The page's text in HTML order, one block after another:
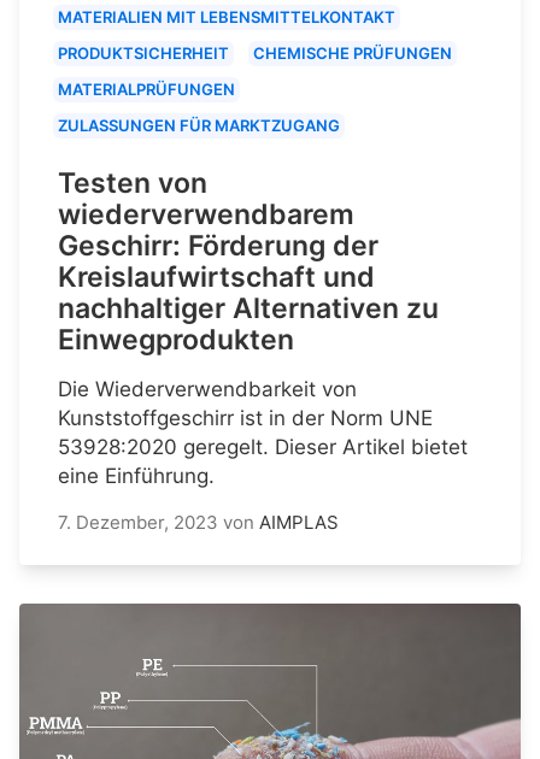
MATERIALIEN MIT LEBENSMITTELKONTAKT
PRODUKTSICHERHEIT
CHEMISCHE PRÜFUNGEN
MATERIALPRÜFUNGEN
ZULASSUNGEN FÜR MARKTZUGANG
Testen von
wiederverwendbarem
Geschirr: Förderung der
Kreislaufwirtschaft und
nachhaltiger Alternativen zu
Einwegprodukten
Die Wiederverwendbarkeit von
Kunststoffgeschirr ist in der Norm UNE
53928:2020 geregelt. Dieser Artikel bietet
eine Einführung.
7. Dezember, 2023 von AIMPLAS